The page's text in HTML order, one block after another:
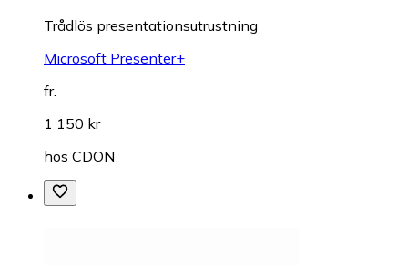
Trådlös presentationsutrustning
Microsoft Presenter+
fr.
1 150 kr
hos CDON